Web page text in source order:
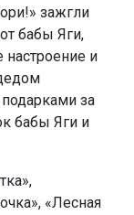
зажгли
бабы Яги,
настроение и
за
бабы Яги и
«Лесная